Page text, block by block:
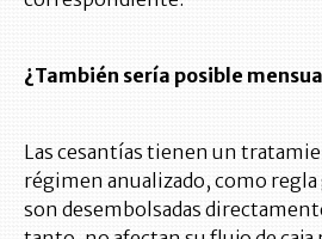
¿También sería posible
Las cesantías tienen un
régimen anualizado, como regla
son desembolsadas